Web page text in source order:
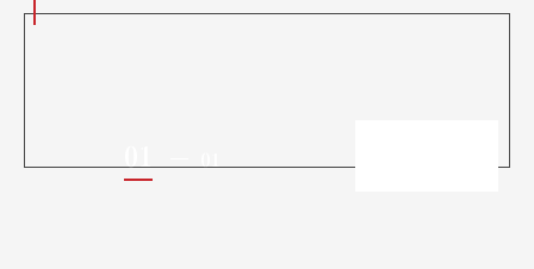
01 01